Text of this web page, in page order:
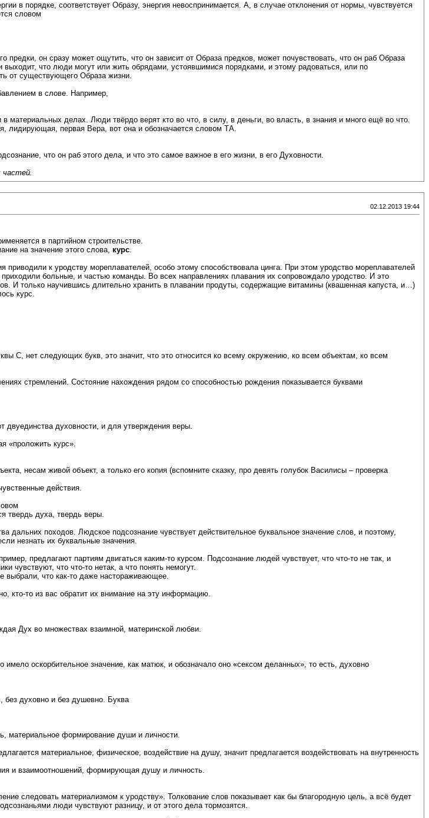
в порядке, соответствует Образу, энергия невоспринимается. А, в случае отклонения от нормы, чувствуется
словом
предки, он сразу может ощутить, что он зависит от Образа предков, может почувствовать, что он раб Образа
что люди могут или жить обрядами, устоявшимися порядками, и этому радоваться, или по
от существующего Образа жизни.
в слове. Например,
делах. Люди твёрдо верят кто во что, в силу, в деньги, во власть, в знания и много ещё во что.
лидирующая, первая Вера, вот она и обозначается словом ТА.
что он раб этого дела, и что это самое важное в его жизни, в его Духовности.
частей.
02.12.2013 19:44
в партийном строительстве.
на значение этого слова, курс.
к уродству мореплавателей, особо этому способствовала цинга. При этом уродство мореплавателей
больные, и частью команды. Во всех направлениях плавания их сопровождало уродство. И это
И только научившись длительно хранить в плавании продуты, содержащие витамины (квашенная капуста, и…)
курс.
С, нет следующих букв, это значит, что это относится ко всему окружению, ко всем объектам, ко всем
стремлений. Состояние нахождения рядом со способностью рождения показывается буквами
духовности, и для утверждения веры.
«проложить курс».
несам живой объект, а только его копия (вспомните сказку, про девять голубок Василисы – проверка
действия.
твердь духа, твердь веры.
походов. Людское подсознание чувствует действительное буквальное значение слов, и поэтому,
незнать их буквальные значения.
предлагают партиям двигаться каким-то курсом. Подсознание людей чувствует, что что-то не так, и
чувствуют, что что-то нетак, а что понять немогут.
выбрали, что как-то даже настораживающее.
кто-то из вас обратит их внимание на эту информацию.
Дух во множествах взаимной, материнской любви.
оскорбительное значение, как матюк, и обозначало оно «сексом деланных», то есть, духовно
без духовно и без душевно. Буква
материальное формирование души и личности.
материальное, физическое, воздействие на душу, значит предлагается воздействовать на внутренность
и взаимоотношений, формирующая душу и личность.
следовать материализмом к уродству». Толкование слов показывает как бы благородную цель, а всё будет
люди чувствуют разницу, и от этого дела тормозятся.